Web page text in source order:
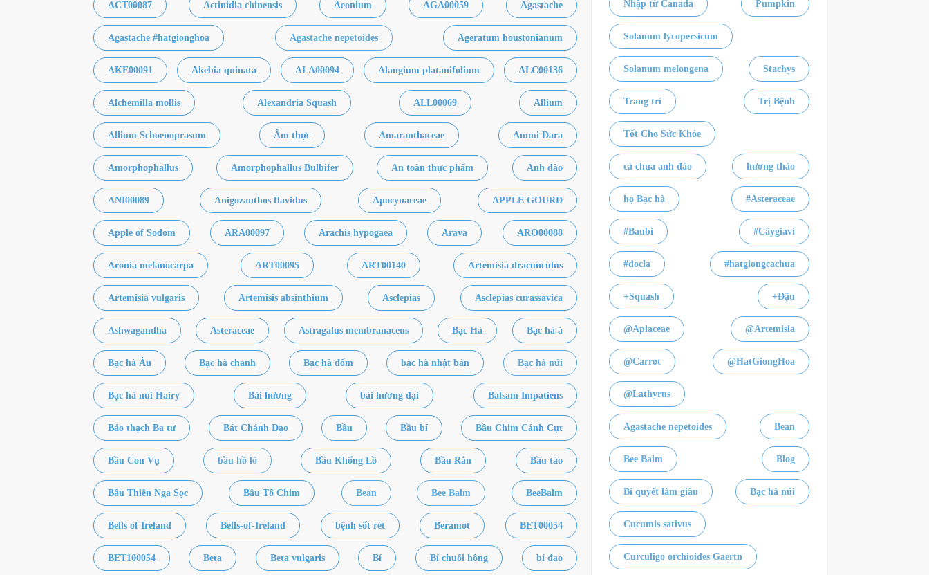
ACT00087 Actinidia chinensis Aeonium AGA00059 Agastache
Agastache #hatgionghoa Agastache nepetoides Ageratum houstonianum
AKE00091 Akebia quinata ALA00094 Alangium platanifolium ALC00136
Alchemilla mollis Alexandria Squash ALL00069 Allium
Allium Schoenoprasum Ẩm thực Amaranthaceae Ammi Dara
Amorphophallus Amorphophallus Bulbifer An toàn thực phẩm Anh đào
ANI00089 Anigozanthos flavidus Apocynaceae APPLE GOURD
Apple of Sodom ARA00097 Arachis hypogaea Arava ARO00088
Aronia melanocarpa ART00095 ART00140 Artemisia dracunculus
Artemisia vulgaris Artemisis absinthium Asclepias Asclepias curassavica
Ashwagandha Asteraceae Astragalus membranaceus Bạc Hà Bạc hà á
Bạc hà Âu Bạc hà chanh Bạc hà đốm bạc hà nhật bản Bạc hà núi
Bạc hà núi Hairy Bài hương bài hương đại Balsam Impatiens
Bảo thạch Ba tư Bát Chánh Đạo Bầu Bầu bí Bầu Chim Cánh Cụt
Bầu Con Vụ bầu hồ lô Bầu Khổng Lồ Bầu Rắn Bầu táo
Bầu Thiên Nga Sọc Bầu Tổ Chim Bean Bee Balm BeeBalm
Bells of Ireland Bells-of-Ireland bệnh sốt rét Beramot BET00054
BET100054 Beta Beta vulgaris Bí Bí chuối hồng bí đao
Nhập từ Canada Pumpkin
Solanum lycopersicum
Solanum melongena Stachys
Trang trí Trị Bệnh
Tốt Cho Sức Khỏe
cà chua anh đào hương thảo
họ Bạc hà #Asteraceae
#Baubi #Câygiavi
#docla #hatgiongcachua
+Squash +Đậu
@Apiaceae @Artemisia
@Carrot @HatGiongHoa
@Lathyrus
Agastache nepetoides Bean
Bee Balm Blog
Bí quyết làm giàu Bạc hà núi
Cucumis sativus
Curculigo orchioides Gaertn